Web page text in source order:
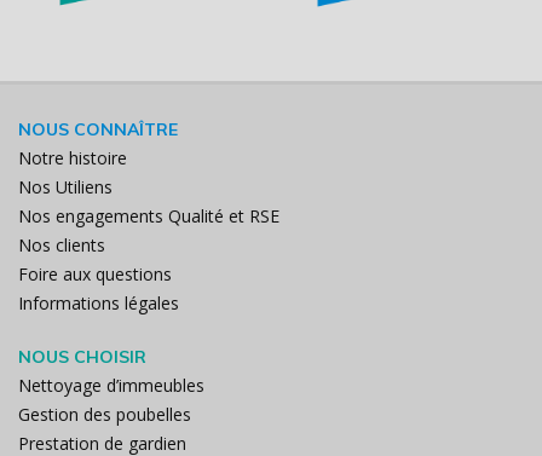
NOUS CONNAÎTRE
Notre histoire
Nos Utiliens
Nos engagements Qualité et RSE
Nos clients
Foire aux questions
Informations légales
NOUS CHOISIR
Nettoyage d’immeubles
Gestion des poubelles
Prestation de gardien